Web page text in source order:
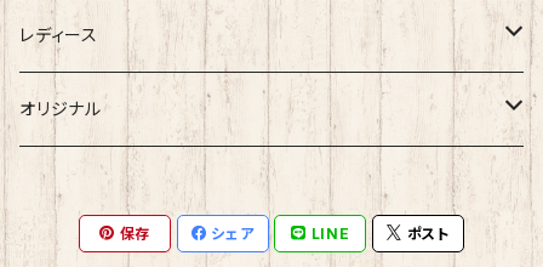
レディース
アパレル
パンツ
ベスト
シューズ
ショートブーツ
バッグ
オリジナル
にーみんＴシャツ
にーみんタオル
保存 シェア LINE ポスト